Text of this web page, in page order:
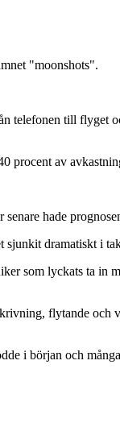
"moonshots".
telefonen till flyget
procent av
hade
dramatiskt i
som lyckats ta in
flytande och
i början och